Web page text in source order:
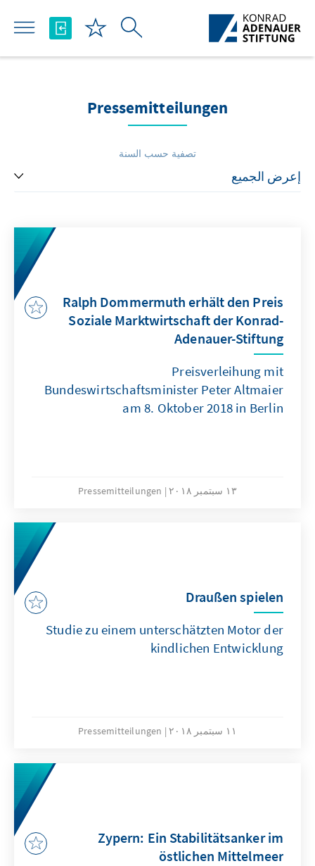
تخطي إلى المحتوى الرئيسي
Pressemitteilungen
تصفية حسب السنة
Ralph Dommermuth erhält den Preis
Soziale Marktwirtschaft der Konrad-
Adenauer-Stiftung
Preisverleihung mit
Bundeswirtschaftsminister Peter Altmaier
am 8. Oktober 2018 in Berlin
١٣ سبتمبر ٢٠١٨ Pressemitteilungen
Draußen spielen
Studie zu einem unterschätzten Motor der
kindlichen Entwicklung
١١ سبتمبر ٢٠١٨ Pressemitteilungen
Zypern: Ein Stabilitätsanker im
östlichen Mittelmeer